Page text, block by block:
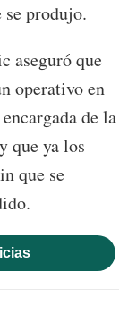
se produjo.
aseguró que
operativo en
de la
que ya los
que se